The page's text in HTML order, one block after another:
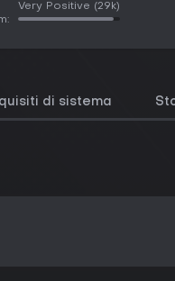
Very Positive (29k)
di sistema